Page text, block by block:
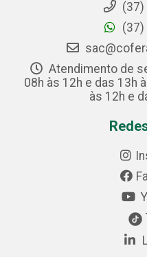
(37)
(37)
Atendimento de
08h às 12h e das 13h
às 12h e